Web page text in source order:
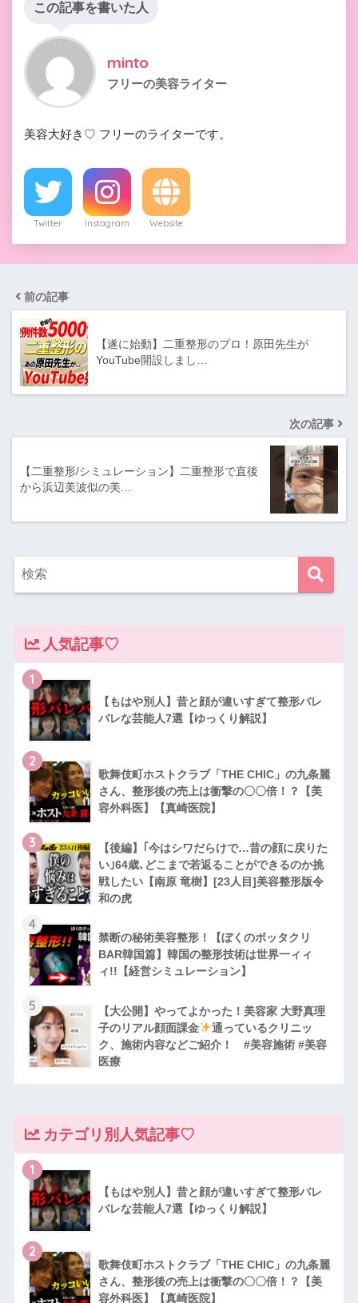
この記事を書いた人
minto
フリーの美容ライター
美容大好き♡ フリーのライターです。
Twitter Instagram Website
前の記事
【遂に始動】二重整形のプロ！原田先生が
YouTube開設しまし…
次の記事
【二重整形/シミュレーション】二重整形で直後
から浜辺美波似の美…
人気記事♡
1
【もはや別人】昔と顔が違いすぎて整形バレ
バレな芸能人7選【ゆっくり解説】
2
歌舞伎町ホストクラブ「THE CHIC」の九条麗
さん、整形後の売上は衝撃の〇〇倍！？【美
容外科医】【真崎医院】
3
【後編】｢今はシワだらけで…昔の顔に戻りた
い｣64歳､どこまで若返ることができるのか挑
戦したい【南原 竜樹】[23人目]美容整形版令
和の虎
4
禁断の秘術美容整形！【ぼくのボッタクリ
BAR韓国篇】韓国の整形技術は世界一ィィ
ィ!!【経営シミュレーション】
5
【大公開】やってよかった！美容家 大野真理
子のリアル顔面課金
通っているクリニッ
ク、施術内容などご紹介！ #美容施術 #美容
医療
カテゴリ別人気記事♡
1
【もはや別人】昔と顔が違いすぎて整形バレ
バレな芸能人7選【ゆっくり解説】
2
歌舞伎町ホストクラブ「THE CHIC」の九条麗
さん、整形後の売上は衝撃の〇〇倍！？【美
容外科医】【真崎医院】